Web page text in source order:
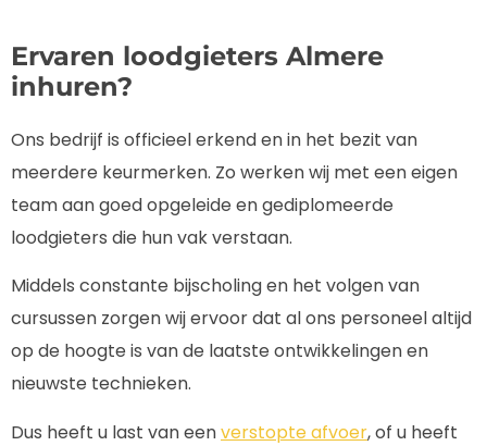
Ervaren loodgieters Almere
inhuren?
Ons bedrijf is officieel erkend en in het bezit van
meerdere keurmerken. Zo werken wij met een eigen
team aan goed opgeleide en gediplomeerde
loodgieters die hun vak verstaan.
Middels constante bijscholing en het volgen van
cursussen zorgen wij ervoor dat al ons personeel altijd
op de hoogte is van de laatste ontwikkelingen en
nieuwste technieken.
Dus heeft u last van eenverstopte afvoer, of u heeft